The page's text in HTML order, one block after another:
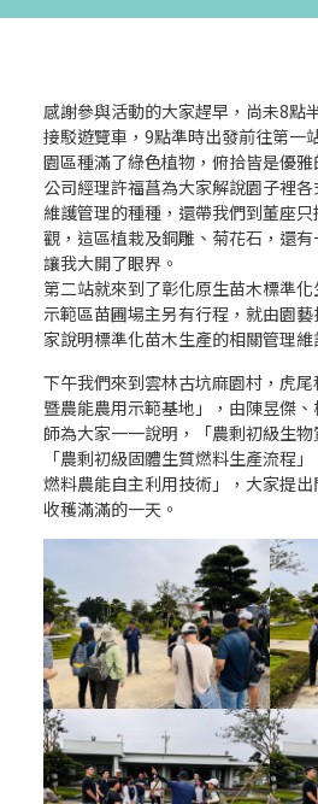
感謝參與活動的大家趕早，尚未8點
接駁遊覽車，9點準時出發前往第一
園區種滿了綠色植物，俯拾皆是優
公司經理許福菖為大家解說園子裡
維護管理的種種，還帶我們到董座
觀，這區植栽及銅雕、菊花石，還
讓我大開了眼界。
第二站就來到了彰化原生苗木標準
示範區苗圃場主另有行程，就由園
家說明標準化苗木生產的相關管理
下午我們來到雲林古坑麻園村，虎
暨農能農用示範基地」，由陳昱傑
師為大家一一說明，「農剩初級生物
「農剩初級固體生質燃料生產流程
燃料農能自主利用技術」，大家提
收穫滿滿的一天。